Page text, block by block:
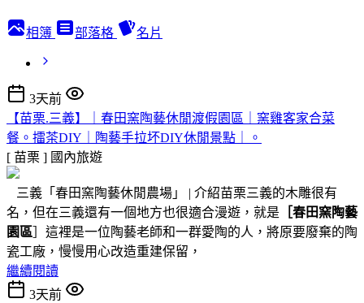
相簿 部落格 名片
3天前
【苗栗.三義】｜春田窯陶藝休閒渡假園區｜窯雞客家合菜
餐。擂茶DIY｜陶藝手拉坏DIY休閒景點｜。
[ 苗栗 ] 國內旅遊
三義「春田窯陶藝休閒農場」 | 介紹苗栗三義的木雕很有
名，但在三義還有一個地方也很適合漫遊，就是 ［春田窯陶藝
園區 ］這裡是一位陶藝老師和一群愛陶的人，將原要廢棄的陶
瓷工廠，慢慢用心改造重建保留，
繼續閱讀
3天前